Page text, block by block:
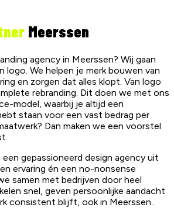
Meerssen
agency in Meerssen? Wij gaan
logo. We helpen je merk bouwen van
en zorgen dat alles klopt. Van logo
rebranding. Dit doen we met ons
model, waarbij je altijd een
staan voor een vast bedrag per
Dan maken we een voorstel
een gepassioneerd design agency uit
ervaring én een no-nonsense
samen met bedrijven door heel
snel, geven persoonlijke aandacht
consistent blijft, ook in Meerssen..